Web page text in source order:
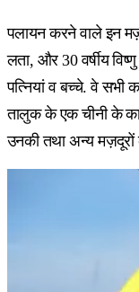
पलायन करने वाले इन
लता, और 30 वर्षीय
पत्नियां व बच्चे. वे सभी
तालुक के एक चीनी के
उनकी तथा अन्य मज़दूरों